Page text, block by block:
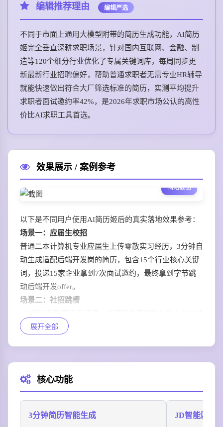
编辑推荐理由 编辑严选
不同于市面上通用大模型附带的简历生成功能，AI简历
姬完全垂直深耕求职场景，针对国内互联网、金融、制
造等120个细分行业优化了专属关键词库，每周同步更
新最新行业招聘偏好，帮助普通求职者无需专业HR辅导
就能快速做出符合大厂筛选标准的简历，实测平均提升
求职者面试邀约率42%，是2026年求职市场公认的高性
价比AI求职工具首选。
效果展示 / 案例参考
网站截图
以下是不同用户使用AI简历姬后的真实落地效果参考：
场景一：应届生校招
普通二本计算机专业应届生上传零散实习经历，3分钟自
动生成适配后端开发岗的简历，包含15个行业核心关键
词，投递15家企业拿到7次面试邀约，最终拿到字节跳
动后端开发offer。
场景二：社招跳槽
旧版简历，导入目标岗位JD后10秒完成简历优化，自动
传统行业运营人员转岗互联网新媒体运营，AI简历姬自
动从过往经历中提取可迁移能力，用行业关键词重新包
心仪offer。
展开全部
核心功能
3分钟简历智能生成 JD智能匹配